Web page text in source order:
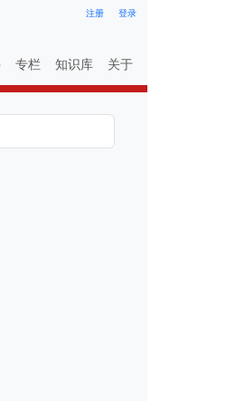
注册 登录
专栏 知识库 关于